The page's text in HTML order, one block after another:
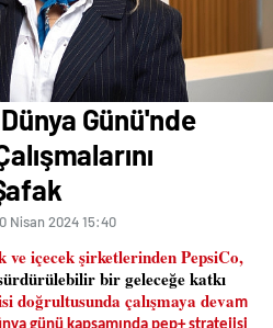
Günü'nde
Nisan 2024 15:40
ve içecek şirketlerinden PepsiCo,
bir geleceğe katkı
doğrultusunda çalışmaya devam